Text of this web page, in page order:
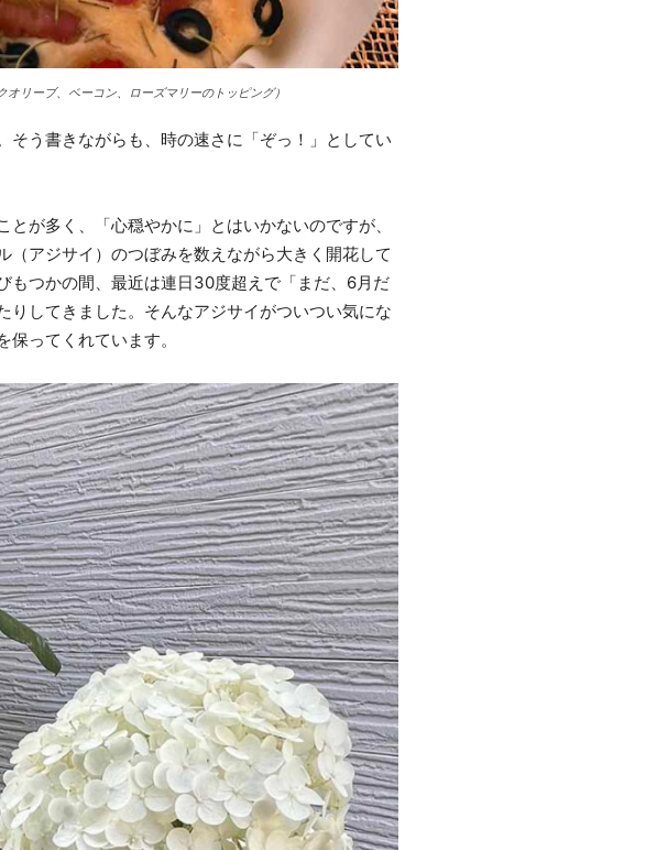
リーブ、ベーコン、ローズマリーのトッピング）
う書きながらも、時の速さに「ぞっ！」としてい
が多く、「心穏やかに」とはいかないのですが、
アジサイ）のつぼみを数えながら大きく開花して
もつかの間、最近は連日30度超えで「まだ、6月だ
りしてきました。そんなアジサイがついつい気にな
ってくれています。